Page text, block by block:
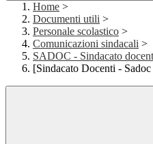
Home >
Documenti utili >
Personale scolastico >
Comunicazioni sindacali >
SADOC - Sindacato
[Sindacato Docenti -